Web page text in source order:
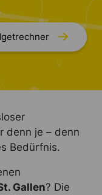
denn je – denn
Bedürfnis.
Gallen? Die